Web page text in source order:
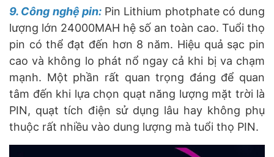
9. Công nghệ pin:Pin Lithium photphate có dung
lượng lớn 24000MAH hệ số an toàn cao. Tuổi thọ
pin có thể đạt đến hơn 8 năm. Hiệu quả sạc pin
cao và không lo phát nổ ngay cả khi bị va chạm
mạnh. Một phần rất quan trọng đáng để quan
tâm đến khi lựa chọn quạt năng lượng mặt trời là
PIN, quạt tích điện sử dụng lâu hay không phụ
thuộc rất nhiều vào dung lượng mà tuổi thọ PIN.